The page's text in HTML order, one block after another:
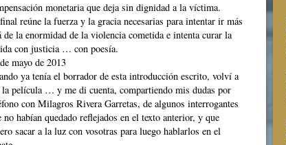
monetaria que deja sin dignidad a la víctima.
reúne la fuerza y la gracia necesarias para intentar ir más
de la enormidad de la violencia cometida e intenta curar la
con justicia … con poesía.
mayo de 2013
ya tenía el borrador de esta introducción escrito, volví a
la película … y me di cuenta, compartiendo mis dudas por
con Milagros Rivera Garretas, de algunos interrogantes
no habían quedado reflejados en el texto anterior, y que
sacar a la luz con vosotras para luego hablarlos en el